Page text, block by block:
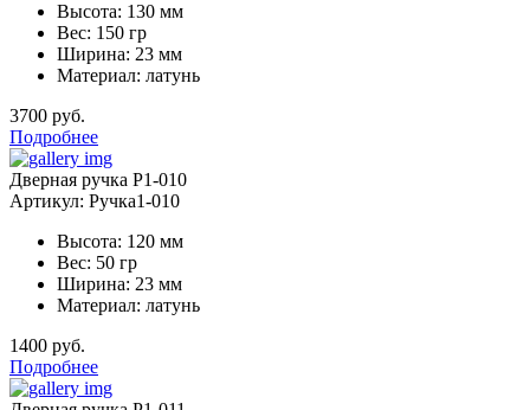
Высота: 130 мм
Вес: 150 гр
Ширина: 23 мм
Материал: латунь
3700 руб.
Подробнее
Дверная ручка Р1-010
Артикул: Ручка1-010
Высота: 120 мм
Вес: 50 гр
Ширина: 23 мм
Материал: латунь
1400 руб.
Подробнее